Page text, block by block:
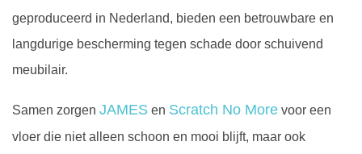
geproduceerd in Nederland, bieden een betrouwbare en
langdurige bescherming tegen schade door schuivend
meubilair.
Samen zorgen JAMES en Scratch No More voor een
vloer die niet alleen schoon en mooi blijft, maar ook